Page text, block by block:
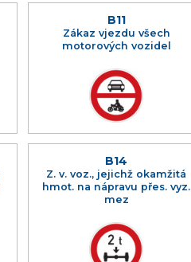
B11
Zákaz vjezdu všech
motorových vozidel
B14
Z. v. voz., jejichž okamžitá
hmot. na nápravu přes. vyz.
mez